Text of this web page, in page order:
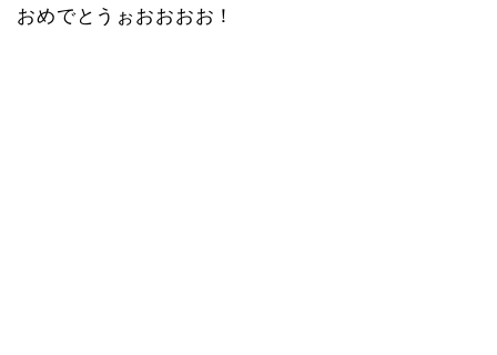
おめでとうぉおおおお！